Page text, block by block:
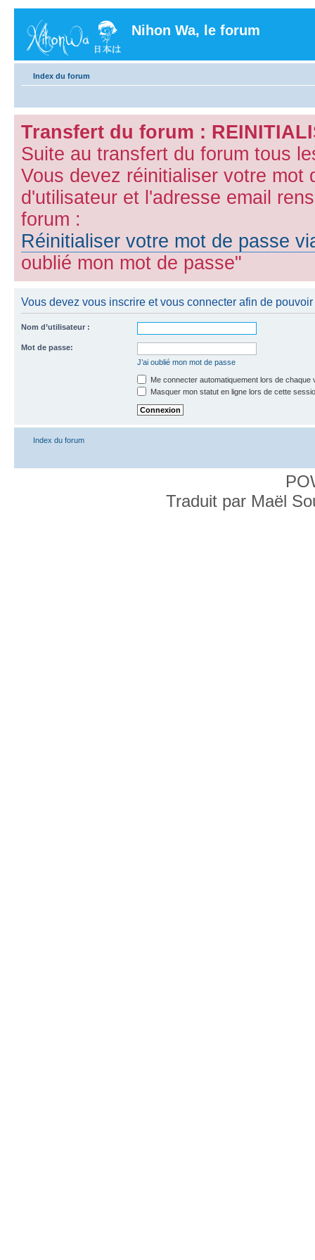
Nihon Wa, le forum
Index du forum
Transfert du forum :
Suite au transfert du forum tous
Vous devez réinitialiser votre mot
d'utilisateur et l'adresse email
forum :
Réinitialiser votre mot de passe
oublié mon mot de passe"
Vous devez vous inscrire et vous connecter afin de
Nom d’utilisateur :
Mot de passe:
J’ai oublié mon mot de passe
Me connecter automatiquement lors de chaque
Masquer mon statut en ligne lors de cette
Index du forum
Traduit par Maël